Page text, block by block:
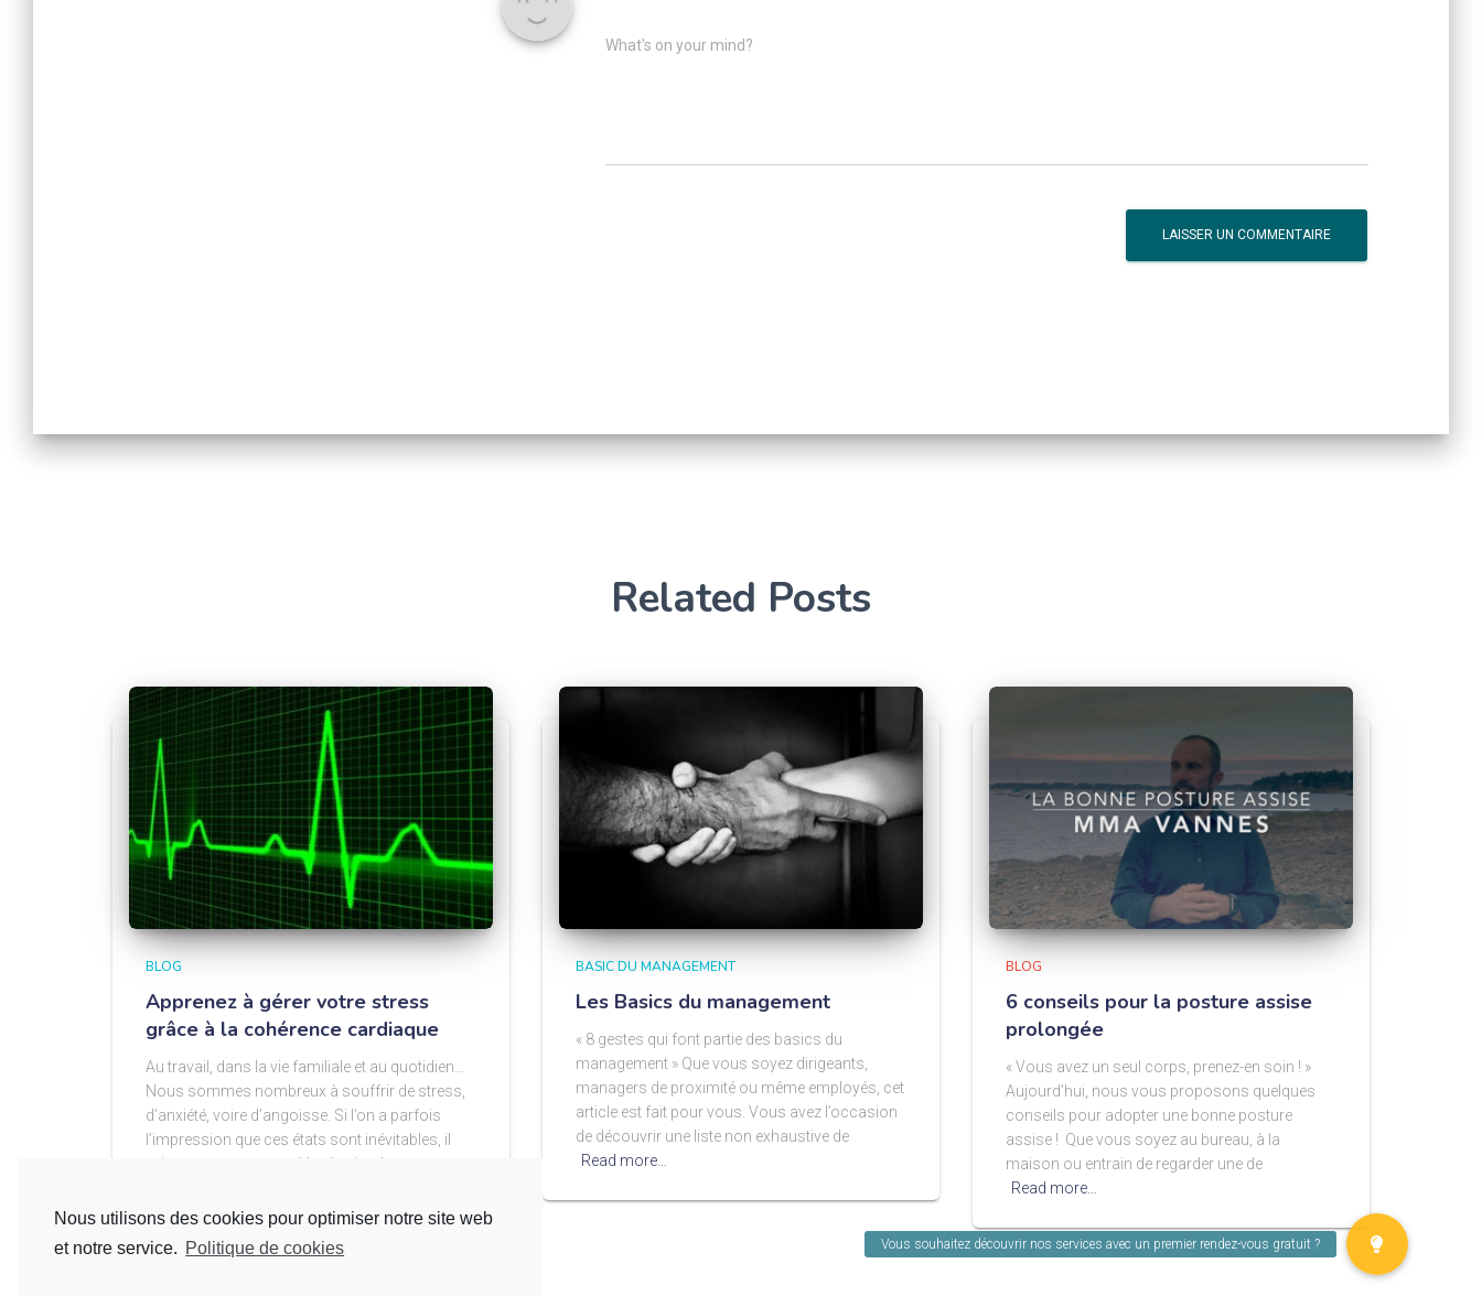
What's on your mind?
Related Posts
BLOG
Apprenez à gérer votre stress
grâce à la cohérence cardiaque
Au travail, dans la vie familiale et au quotidien…
Nous sommes nombreux à souffrir de stress,
d’anxiété, voire d’angoisse. Si l’on a parfois
l’impression que ces états sont inévitables, il
existe pourtant une méthode simple
BASIC DU MANAGEMENT
Les Basics du management
« 8 gestes qui font partie des basics du
management » Que vous soyez dirigeants,
managers de proximité ou même employés, cet
article est fait pour vous. Vous avez l’occasion
de découvrir une liste non exhaustive de
Read more…
BLOG
6 conseils pour la posture assise
prolongée
« Vous avez un seul corps, prenez-en soin ! »
Aujourd’hui, nous vous proposons quelques
conseils pour adopter une bonne posture
assise ! Que vous soyez au bureau, à la
maison ou entrain de regarder une de
Read more…
Nous utilisons des cookies pour optimiser notre site web
et notre service. Politique de cookies